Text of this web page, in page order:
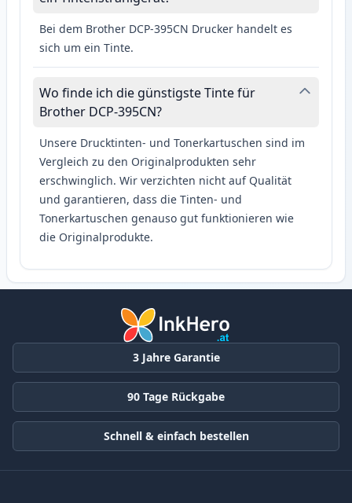
Bei dem Brother DCP-395CN Drucker handelt es
sich um ein Tinte.
Wo finde ich die günstigste Tinte für
Brother DCP-395CN?
Unsere Drucktinten- und Tonerkartuschen sind im
Vergleich zu den Originalprodukten sehr
erschwinglich. Wir verzichten nicht auf Qualität
und garantieren, dass die Tinten- und
Tonerkartuschen genauso gut funktionieren wie
die Originalprodukte.
3 Jahre Garantie
90 Tage Rückgabe
Schnell & einfach bestellen